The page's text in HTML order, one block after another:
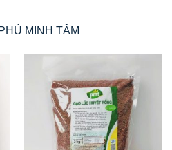
MINH TÂM